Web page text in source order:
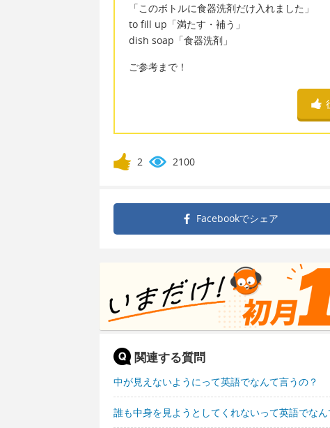
「このボトルに食器洗剤だけ入れました」
to fill up「満たす・補う」
dish soap「食器洗剤」
ご参考まで！
2 2100
Facebookでシェア
関連する質問
中が見えないようにって英語でなんて言うの？
誰も中身を見ようとしてくれないって英語でなん